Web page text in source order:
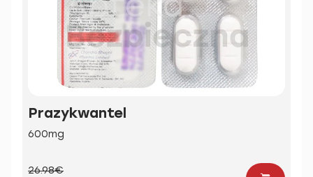
Prazykwantel
600mg
26.98€